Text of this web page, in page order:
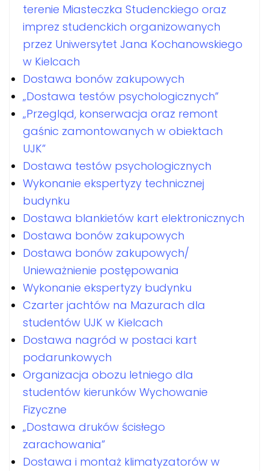
terenie Miasteczka Studenckiego oraz
imprez studenckich organizowanych
przez Uniwersytet Jana Kochanowskiego
w Kielcach
Dostawa bonów zakupowych
„Dostawa testów psychologicznych”
„Przegląd, konserwacja oraz remont
gaśnic zamontowanych w obiektach
UJK”
Dostawa testów psychologicznych
Wykonanie ekspertyzy technicznej
budynku
Dostawa blankietów kart elektronicznych
Dostawa bonów zakupowych
Dostawa bonów zakupowych/
Unieważnienie postępowania
Wykonanie ekspertyzy budynku
Czarter jachtów na Mazurach dla
studentów UJK w Kielcach
Dostawa nagród w postaci kart
podarunkowych
Organizacja obozu letniego dla
studentów kierunków Wychowanie
Fizyczne
„Dostawa druków ścisłego
zarachowania”
Dostawa i montaż klimatyzatorów w